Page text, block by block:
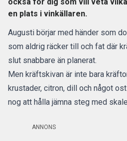
en plats i vinkällaren.
Augusti börjar med händer som
som aldrig räcker till och fat där
slut snabbare än planerat.
Men kräftskivan är inte bara
krustader, citron, dill och något
nog att hålla jämna steg med
ANNONS